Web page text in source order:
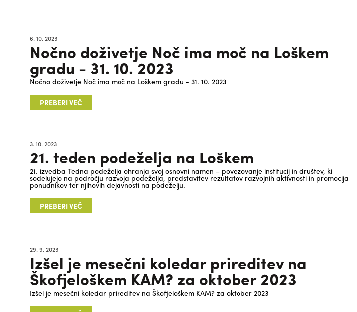
6. 10. 2023
Nočno doživetje Noč ima moč na Loškem
gradu - 31. 10. 2023
Nočno doživetje Noč ima moč na Loškem gradu - 31. 10. 2023
PREBERI VEČ
3. 10. 2023
21. teden podeželja na Loškem
21. izvedba Tedna podeželja ohranja svoj osnovni namen – povezovanje institucij in društev, ki
sodelujejo na področju razvoja podeželja, predstavitev rezultatov razvojnih aktivnosti in promocija
ponudnikov ter njihovih dejavnosti na podeželju.
PREBERI VEČ
29. 9. 2023
Izšel je mesečni koledar prireditev na
Škofjeloškem KAM? za oktober 2023
Izšel je mesečni koledar prireditev na Škofjeloškem KAM? za oktober 2023